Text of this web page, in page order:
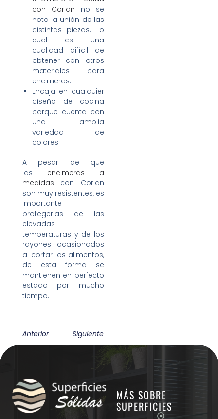
con Corian no se
nota la unión de las
distintas piezas. Lo
cual es una
cualidad difícil de
obtener con otros
materiales para
encimeras.
Encaja en cualquier
diseño de cocina
porque cuenta con
una amplia
variedad de
colores.
A pesar de que
las encimeras a
medidas con Corian
son muy resistentes, es
importante
protegerlas de las
elevadas
temperaturas y de los
rayones ocasionados
al cortar los alimentos,
de esta forma se
mantienen en perfecto
estado por mucho
tiempo.
Anterior Siguiente
MÁS SOBRE
SUPERFICIES